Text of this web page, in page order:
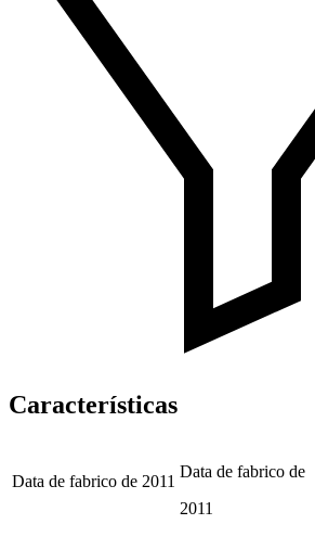
Características
Data de fabrico de 2011
Data de fabrico de
2011